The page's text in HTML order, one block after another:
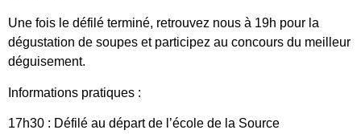
Une fois le défilé terminé, retrouvez nous à 19h pour la
dégustation de soupes et participez au concours du meilleur
déguisement.
Informations pratiques :
17h30 : Défilé au départ de l’école de la Source